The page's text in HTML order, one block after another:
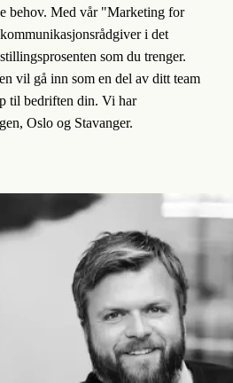
behov. Med vår "Marketing for
i det
som du trenger.
vil gå inn som en del av ditt team
til bedriften din. Vi har
Oslo og Stavanger.